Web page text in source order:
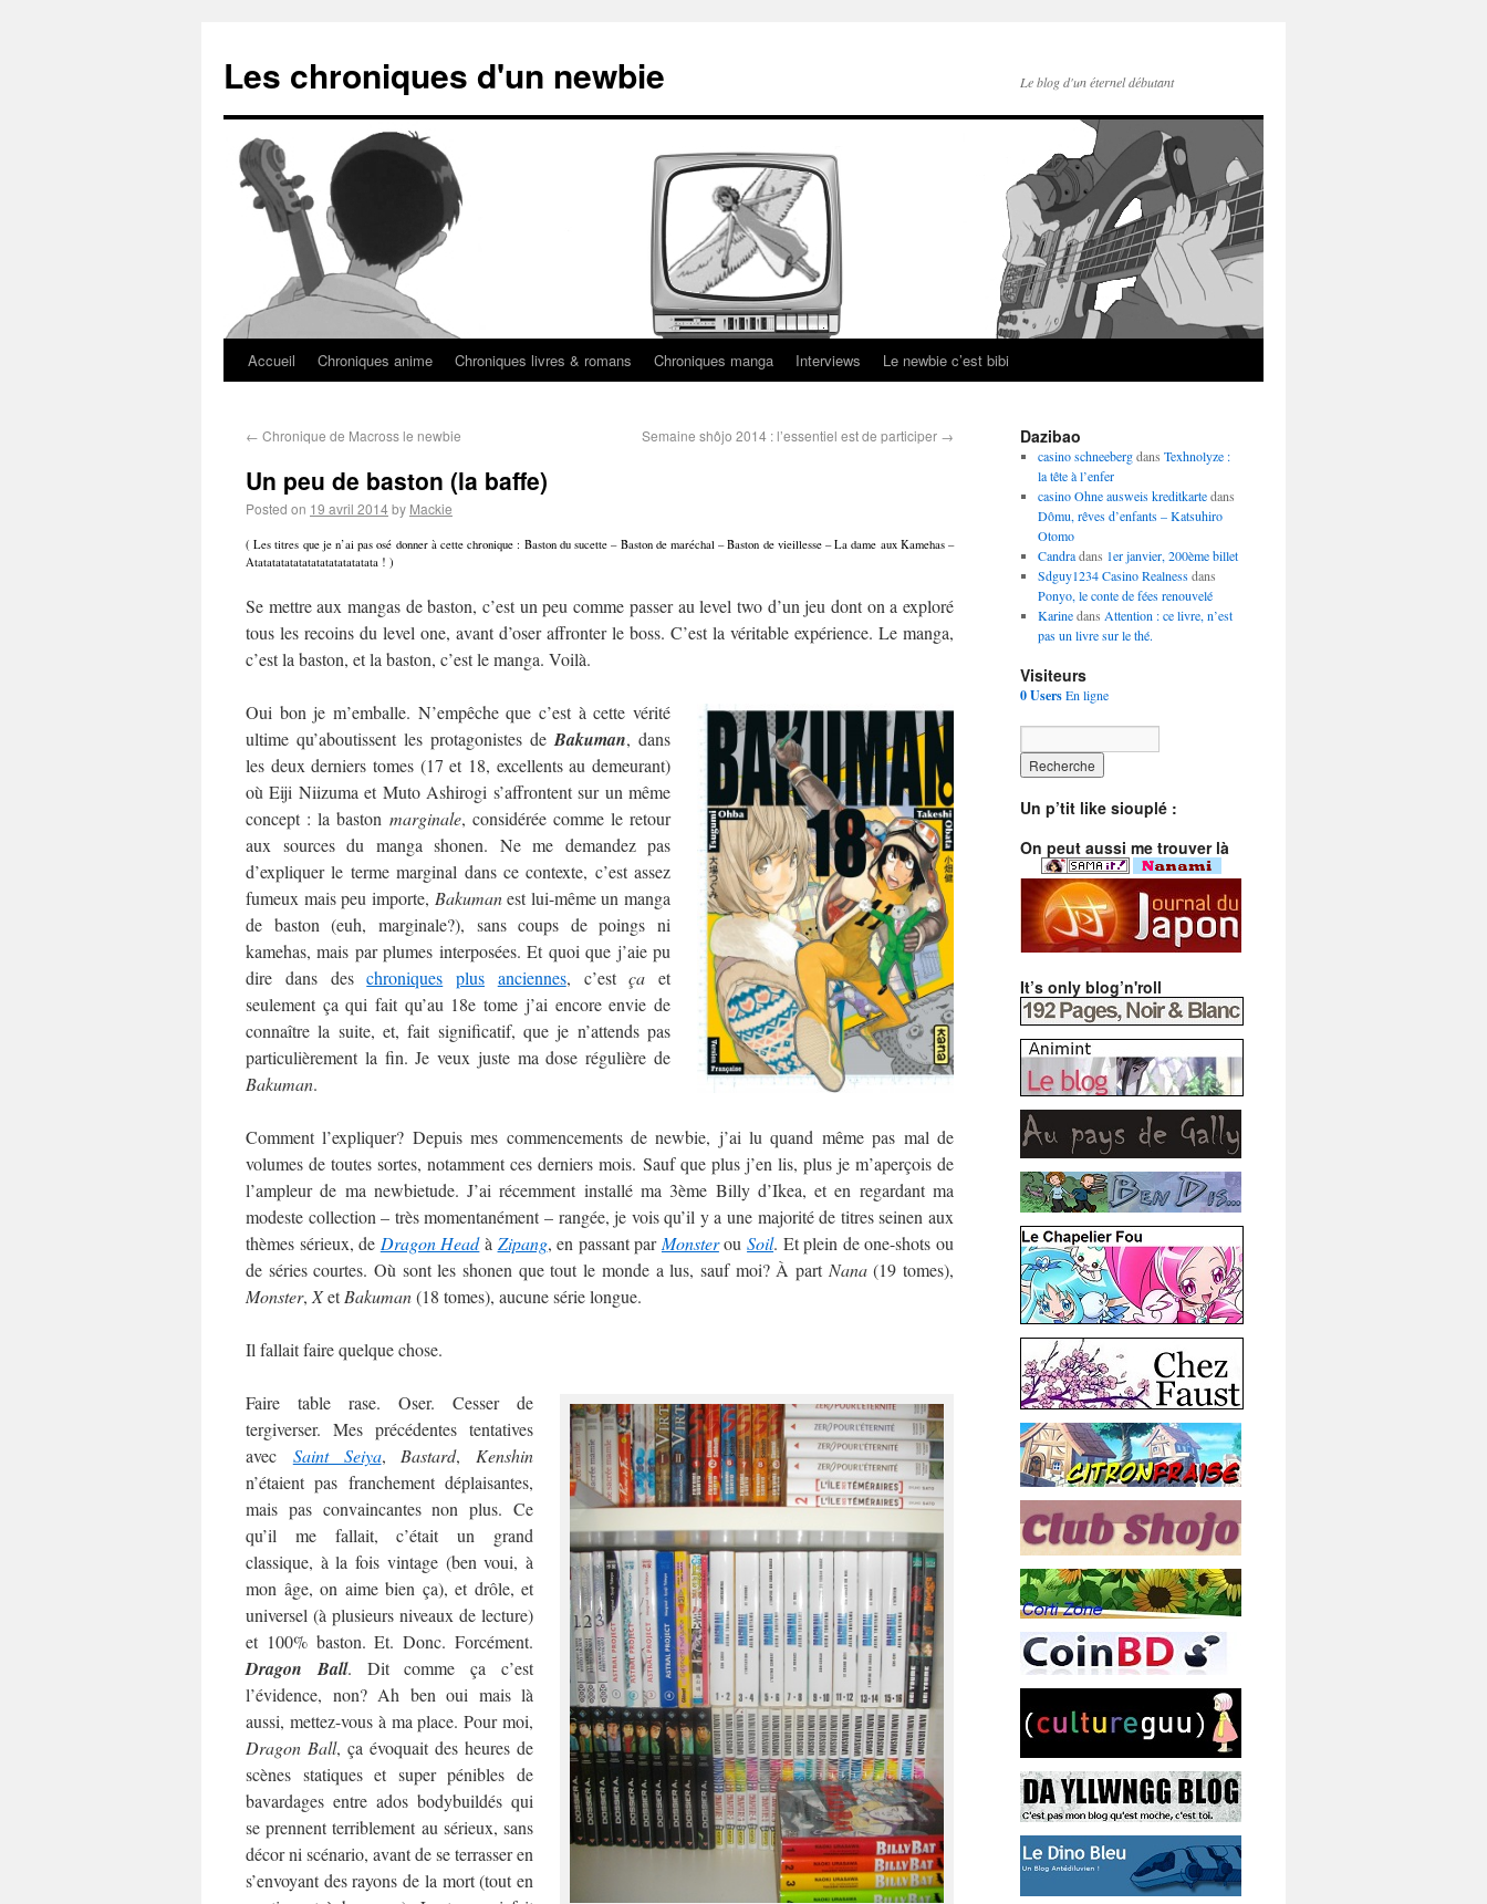
Les chroniques d'un newbie Le blog d'un éternel débutant
Accueil Chroniques anime Chroniques livres & romans Chroniques manga Interviews Le newbie c’est bibi
← Chronique de Macross le newbie Semaine shôjo 2014 : l’essentiel est de participer →
Un peu de baston (la baffe)
Posted on 19 avril 2014by Mackie
( Les titres que je n’ai pas osé donner à cette chronique : Baston du sucette – Baston de maréchal – Baston de vieillesse – La dame aux Kamehas –
Atatatatatatatatatatatatatata ! )
Se mettre aux mangas de baston, c’est un peu comme passer au level two d’un jeu dont on a exploré
tous les recoins du level one, avant d’oser affronter le boss. C’est la véritable expérience. Le manga,
c’est la baston, et la baston, c’est le manga. Voilà.
Oui bon je m’emballe. N’empêche que c’est à cette vérité
ultime qu’aboutissent les protagonistes de Bakuman, dans
les deux derniers tomes (17 et 18, excellents au demeurant)
où Eiji Niizuma et Muto Ashirogi s’affrontent sur un même
concept : la baston marginale, considérée comme le retour
aux sources du manga shonen. Ne me demandez pas
d’expliquer le terme marginal dans ce contexte, c’est assez
fumeux mais peu importe, Bakumanest lui-même un manga
de baston (euh, marginale?), sans coups de poings ni
kamehas, mais par plumes interposées. Et quoi que j’aie pu
dire dans deschroniques plus anciennes, c’estça et
seulement ça qui fait qu’au 18e tome j’ai encore envie de
connaître la suite, et, fait significatif, que je n’attends pas
particulièrement la fin. Je veux juste ma dose régulière de
Bakuman.
Comment l’expliquer? Depuis mes commencements de newbie, j’ai lu quand même pas mal de
volumes de toutes sortes, notamment ces derniers mois. Sauf que plus j’en lis, plus je m’aperçois de
l’ampleur de ma newbietude. J’ai récemment installé ma 3ème Billy d’Ikea, et en regardant ma
modeste collection – très momentanément – rangée, je vois qu’il y a une majorité de titres seinen aux
thèmes sérieux, de Dragon Headà Zipang, en passant par MonsterouSoil. Et plein de one-shots ou
de séries courtes. Où sont les shonen que tout le monde a lus, sauf moi? À part Nana(19 tomes),
Monster, XetBakuman(18 tomes), aucune série longue.
Il fallait faire quelque chose.
Faire table rase. Oser. Cesser de
tergiverser. Mes précédentes tentatives
avec Saint Seiya, Bastard, Kenshin
n’étaient pas franchement déplaisantes,
mais pas convaincantes non plus. Ce
qu’il me fallait, c’était un grand
classique, à la fois vintage (ben voui, à
mon âge, on aime bien ça), et drôle, et
universel (à plusieurs niveaux de lecture)
et 100% baston. Et. Donc. Forcément.
Dragon Ball. Dit comme ça c’est
l’évidence, non? Ah ben oui mais là
aussi, mettez-vous à ma place. Pour moi,
Dragon Ball, ça évoquait des heures de
scènes statiques et super pénibles de
bavardages entre ados bodybuildés qui
se prennent terriblement au sérieux, sans
décor ni scénario, avant de se terrasser en
s’envoyant des rayons de la mort (tout en
Dazibao
casino schneebergdans Texhnolyze :
la tête à l’enfer
casino Ohne ausweis kreditkartedans
Dômu, rêves d’enfants – Katsuhiro
Otomo
Candradans 1er janvier, 200ème billet
Sdguy1234 Casino Realnessdans
Ponyo, le conte de fées renouvelé
Karinedans Attention : ce livre, n’est
pas un livre sur le thé.
Visiteurs
0 UsersEn ligne
Un p’tit like siouplé :
On peut aussi me trouver là
It’s only blog’n'roll